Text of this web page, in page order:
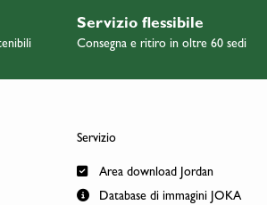
Servizio flessibile
Consegna e ritiro in oltre 60 sedi
Servizio
Area download Jordan
Database di immagini JOKA